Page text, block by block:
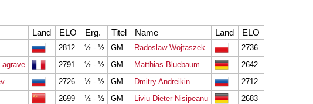
Land ELO Erg. Titel Name Land ELO
2812 ½ - ½ GM Radoslaw Wojtaszek
2736
2791 ½ - ½ GM Matthias Bluebaum
2642
2726 ½ - ½ GM Dmitry Andreikin
2712
2699 ½ - ½ GM Liviu Dieter Nisipeanu 2683